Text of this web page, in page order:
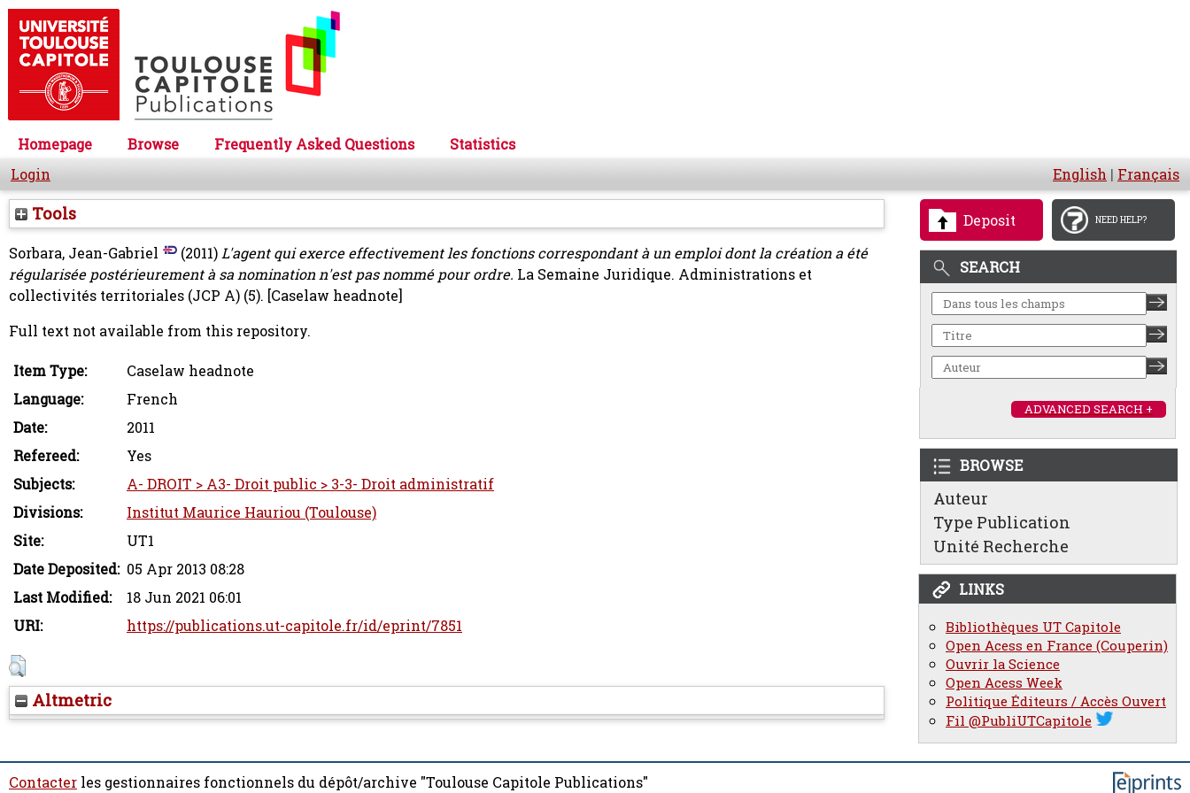
Homepage Browse Frequently Asked Questions
Statistics
Login
English | Français
Deposit NEED HELP?
SEARCH
ADVANCED SEARCH +
BROWSE
Auteur
Type Publication
Unité Recherche
LINKS
Bibliothèques UT Capitole
Open Acess en France (Couperin)
Ouvrir la Science
Open Acess Week
Politique Éditeurs / Accès Ouvert
Fil @PubliUTCapitole
Tools
Sorbara, Jean-Gabriel (2011)L'agent qui exerce effectivement les fonctions correspondant à un emploi dont la création a été
régularisée postérieurement à sa nomination n'est pas nommé pour ordre. La Semaine Juridique. Administrations et
collectivités territoriales (JCP A) (5). [Caselaw headnote]
Full text not available from this repository.
Item Type:
Caselaw headnote
Language:
French
Date:
2011
Refereed:
Yes
Subjects:
A- DROIT > A3- Droit public > 3-3- Droit administratif
Divisions:
Institut Maurice Hauriou (Toulouse)
Site:
UT1
Date Deposited: 05 Apr 2013 08:28
Last Modified:
18 Jun 2021 06:01
URI:
https://publications.ut-capitole.fr/id/eprint/7851
Altmetric
Contacter les gestionnaires fonctionnels du dépôt/archive "Toulouse Capitole Publications"